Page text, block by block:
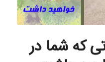
که شما در